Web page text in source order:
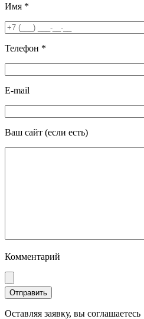
Имя *
Телефон *
E-mail
Ваш сайт (если есть)
Комментарий
Оставляя заявку, вы соглашаетесь